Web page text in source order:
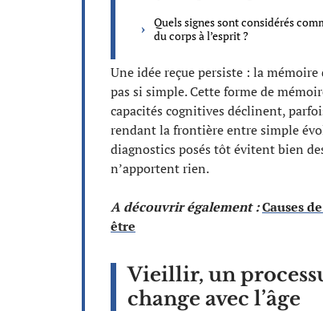
Quels signes sont considérés
du corps à l’esprit ?
Une idée reçue persiste : la
pas si simple. Cette forme de
capacités cognitives déclinent,
rendant la frontière entre simple
diagnostics posés tôt évitent bien
n’apportent rien.
A découvrir également :Causes
être
Vieillir, un
change avec l’âge